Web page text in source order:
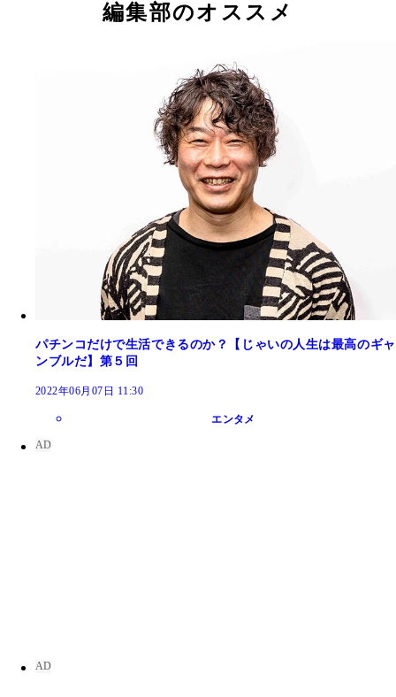
編集部のオススメ
パチンコだけで生活できるのか？【じゃいの人生は最高のギャ
ンブルだ】第５回
2022年06月07日 11:30
エンタメ